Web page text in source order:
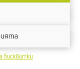
бисквитки